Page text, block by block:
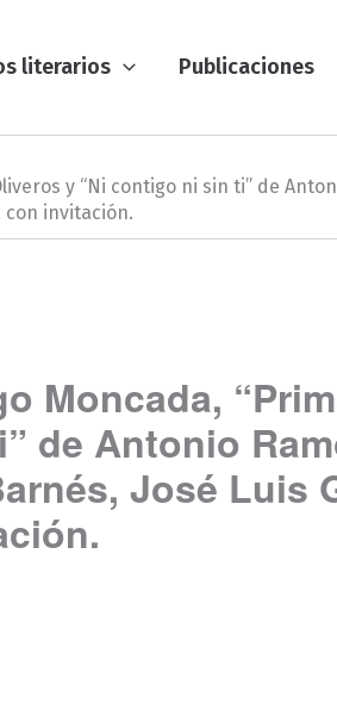
literarios Publicaciones
y “Ni contigo ni sin ti” de
con invitación.
Moncada,
de Antonio
José Luis